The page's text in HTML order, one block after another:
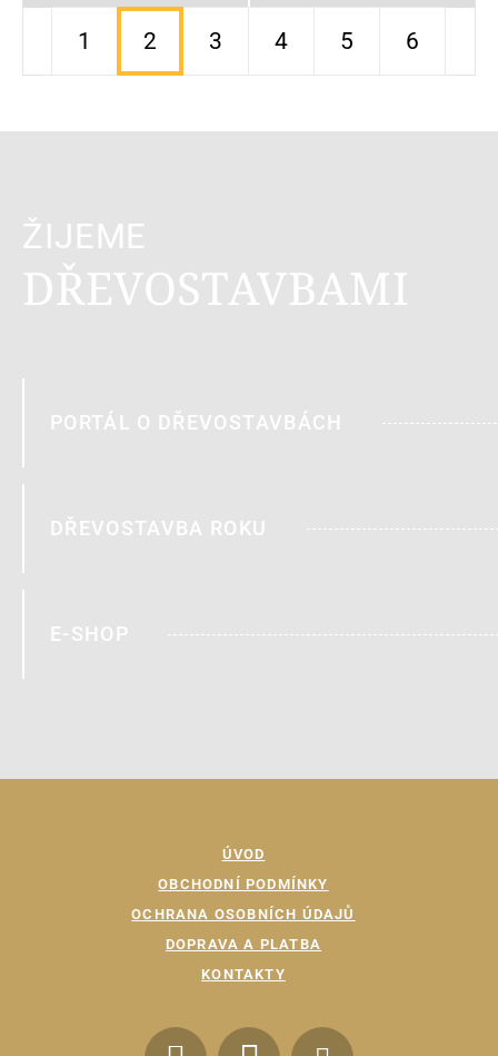
1 2 3 4 5 6
ŽIJEME
DŘEVOSTAVBAMI
PORTÁL O DŘEVOSTAVBÁCH
DŘEVOSTAVBA ROKU
E-SHOP
ÚVOD
OBCHODNÍ PODMÍNKY
OCHRANA OSOBNÍCH ÚDAJŮ
DOPRAVA A PLATBA
KONTAKTY